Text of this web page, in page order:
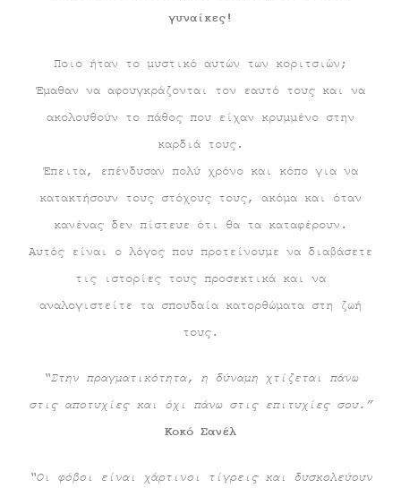
γυναίκες!
Ποιο ήταν το μυστικό αυτών των κοριτσιών;
Έμαθαν να αφουγκράζονται τον εαυτό τους και να
ακολουθούν το πάθος που είχαν κρυμμένο στην
καρδιά τους.
Έπειτα, επένδυσαν πολύ χρόνο και κόπο για να
κατακτήσουν τους στόχους τους, ακόμα και όταν
κανένας δεν πίστευε ότι θα τα καταφέρουν.
Αυτός είναι ο λόγος που προτείνουμε να διαβάσετε
τις ιστορίες τους προσεκτικά και να
αναλογιστείτε τα σπουδαία κατορθώματα στη ζωή
τους.
“Στην πραγματικότητα, η δύναμη χτίζεται πάνω
στις αποτυχίες και όχι πάνω στις επιτυχίες σου.”
Κοκό Σανέλ
“Οι φόβοι είναι χάρτινοι τίγρεις και δυσκολεύουν